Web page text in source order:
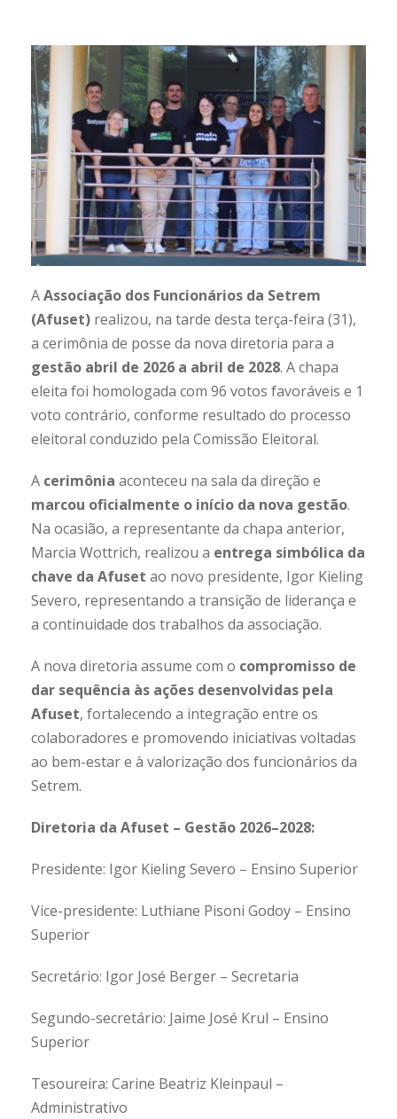
AAssociação dos Funcionários da Setrem
(Afuset) realizou, na tarde desta terça-feira (31),
a cerimônia de posse da nova diretoria para a
gestão abril de 2026 a abril de 2028. A chapa
eleita foi homologada com 96 votos favoráveis e 1
voto contrário, conforme resultado do processo
eleitoral conduzido pela Comissão Eleitoral.
A cerimônia aconteceu na sala da direção e
marcou oficialmente o início da nova gestão.
Na ocasião, a representante da chapa anterior,
Marcia Wottrich, realizou a entrega simbólica da
chave da Afuset ao novo presidente, Igor Kieling
Severo, representando a transição de liderança e
a continuidade dos trabalhos da associação.
A nova diretoria assume com o compromisso de
dar sequência às ações desenvolvidas pela
Afuset, fortalecendo a integração entre os
colaboradores e promovendo iniciativas voltadas
ao bem-estar e à valorização dos funcionários da
Setrem.
Diretoria da Afuset – Gestão 2026–2028:
Presidente: Igor Kieling Severo – Ensino Superior
Vice-presidente: Luthiane Pisoni Godoy – Ensino
Superior
Secretário: Igor José Berger – Secretaria
Segundo-secretário: Jaime José Krul – Ensino
Superior
Tesoureira: Carine Beatriz Kleinpaul –
Administrativo